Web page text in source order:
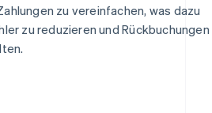
zu vereinfachen, was dazu
zu reduzieren und Rückbuchungen